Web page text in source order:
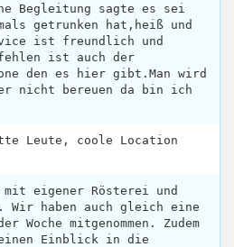
Begleitung sagte es sei
getrunken hat,heiß und
ist freundlich und
ist auch der
den es hier gibt.Man wird
nicht bereuen da bin ich
Leute, coole Location
mit eigener Rösterei und
Wir haben auch gleich eine
Woche mitgenommen. Zudem
Einblick in die